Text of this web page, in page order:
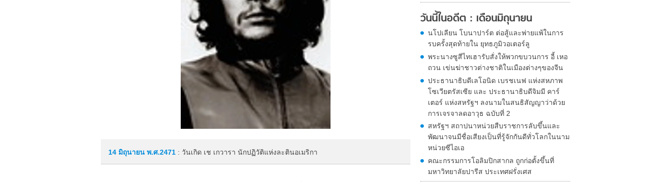
14 มิถุนายน พ.ศ.2471 : วันเกิด เช เกวารา นักปฏิวัติแห่งละตินอเมริกา
วันนี้ในอดีต : เดือนมิถุนายน
นโปเลียน โบนาปาร์ต ต่อสู้และพ่ายแพ้ในการ
รบครั้งสุดท้ายใน ยุทธภูมิวอเตอร์ลู
พระนางซูสีไทเฮารับสั่งให้พวกขบวนการ อี้ เหอ
ถวน เข่นฆ่าชาวต่างชาติในเมืองต่างๆของจีน
ประธานาธิบดีเลโอนิด เบรชเนฟ แห่งสหภาพ
โซเวียตรัสเซีย และ ประธานาธิบดีจิมมี คาร์
เตอร์ แห่งสหรัฐฯ ลงนามในสนธิสัญญาว่าด้วย
การเจรจาลดอาวุธ ฉบับที่ 2
สหรัฐฯ สถาปนาหน่วยสืบราชการลับขึ้นและ
พัฒนาจนมีชื่อเสียงเป็นที่รู้จักกันดีทั่วโลกในนาม
หน่วยซีไอเอ
คณะกรรมการโอลิมปิกสากล ถูกก่อตั้งขึ้นที่
มหาวิทยาลัยปารีส ประเทศฝรั่งเศส